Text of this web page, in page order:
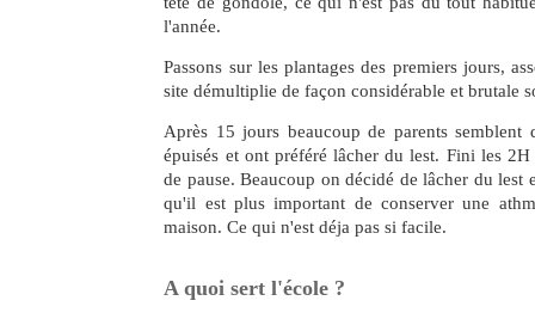
l'année.
Passons sur les plantages des premiers jours,
site démultiplie de façon considérable et brutale
Après 15 jours beaucoup de parents semblent
épuisés et ont préféré lâcher du lest. Fini les
de pause. Beaucoup on décidé de lâcher du lest
qu'il est plus important de conserver une
maison. Ce qui n'est déja pas si facile.
A quoi sert l'école ?